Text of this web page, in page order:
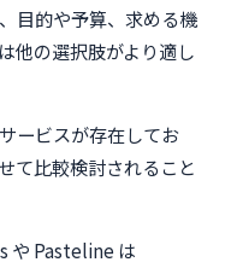
目的や予算、求める機
他の選択肢がより適し
ービスが存在してお
て比較検討されること
や Pasteline は